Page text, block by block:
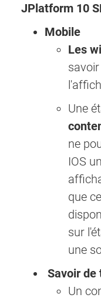
JPlatform 10
Mobile
Les
Une
ne
IOS
que
sur
une
Savoir de
Un